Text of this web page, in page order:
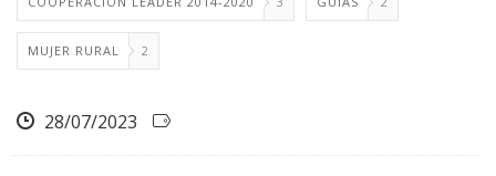
MUJER RURAL 2
28/07/2023